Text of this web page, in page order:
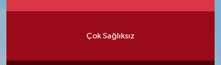
Çok Sağlıksız